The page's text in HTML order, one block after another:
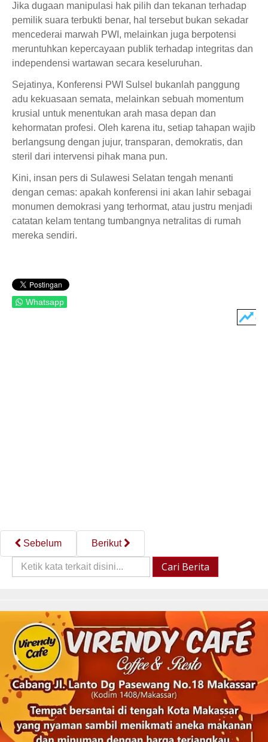
Jika dugaan manipulasi hak pilih dan tekanan terhadap
pemilik suara terbukti benar, hal tersebut bukan sekadar
mencederai marwah PWI, melainkan juga berpotensi
meruntuhkan kepercayaan publik terhadap integritas dan
independensi wartawan secara keseluruhan.
Sejatinya, Konferensi PWI Sulsel bukanlah panggung
adu kekuasaan semata, melainkan sebuah momentum
krusial untuk menentukan arah masa depan dan
kehormatan profesi. Oleh karena itu, setiap tahapan wajib
berlangsung dengan jujur, transparan, demokratis, dan
steril dari intervensi pihak mana pun.
Kini, insan pers di Sulawesi Selatan tengah menanti
dengan cemas: apakah konferensi ini akan lahir sebagai
monumen demokrasi yang terhormat, atau justru menjadi
catatan kelam tentang tumbangnya netralitas di rumah
mereka sendiri.
Whatsapp
Sebelum
Berikut
Cari
Berita::
Cari Berita